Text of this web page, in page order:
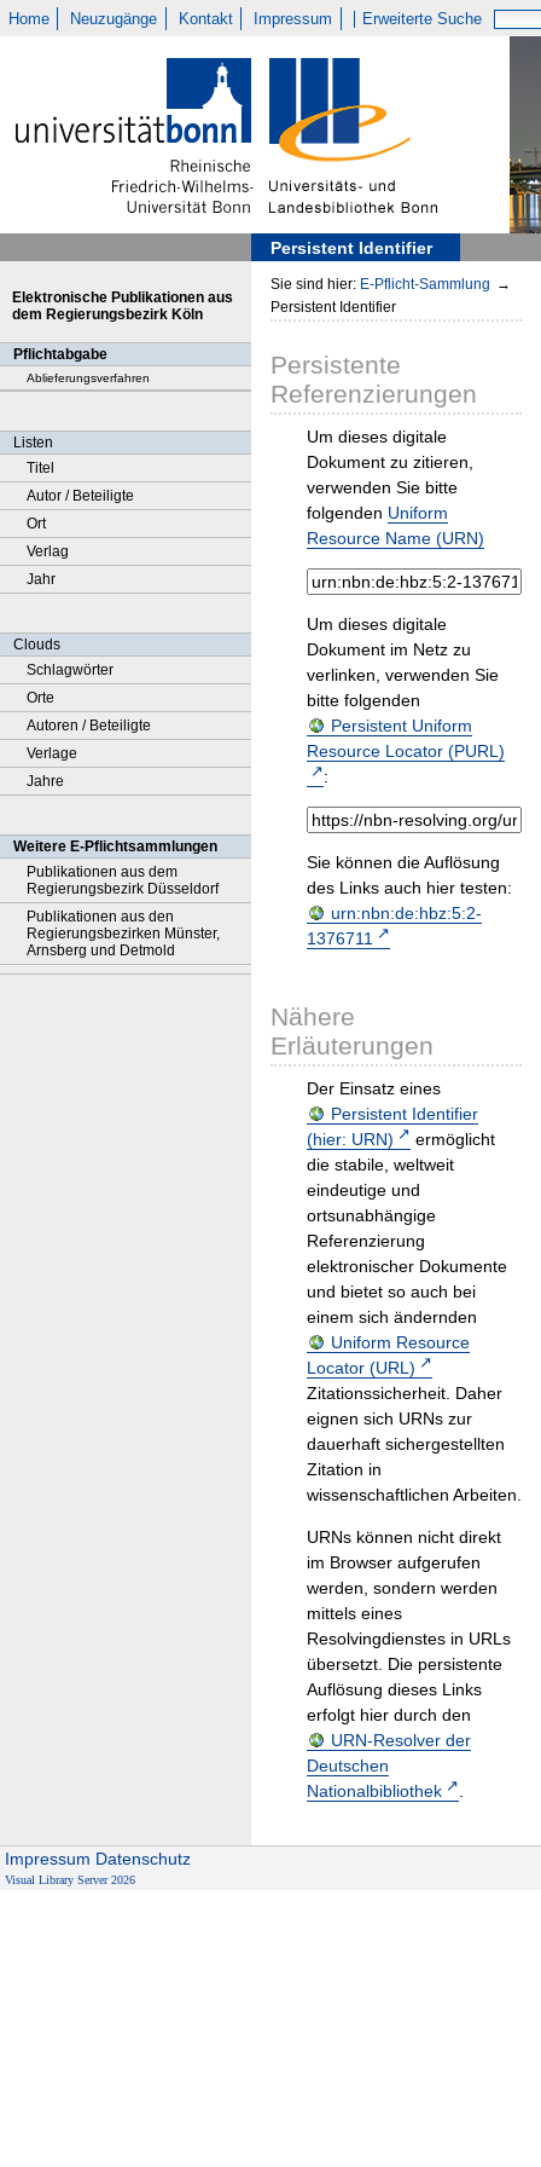
Home Neuzugänge Kontakt Impressum Erweiterte Suche
Persistent Identifier
Elektronische Publikationen aus
dem Regierungsbezirk Köln
Pflichtabgabe
Ablieferungsverfahren
Listen
Titel
Autor / Beteiligte
Ort
Verlag
Jahr
Clouds
Schlagwörter
Orte
Autoren / Beteiligte
Verlage
Jahre
Weitere E-Pflichtsammlungen
Publikationen aus dem
Regierungsbezirk Düsseldorf
Publikationen aus den
Regierungsbezirken Münster,
Arnsberg und Detmold
Sie sind hier: E-Pflicht-Sammlung →
Persistent Identifier
Persistente
Referenzierungen
Um dieses digitale
Dokument zu zitieren,
verwenden Sie bitte
folgenden Uniform
Resource Name (URN)
Um dieses digitale
Dokument im Netz zu
verlinken, verwenden Sie
bitte folgenden
Persistent Uniform
Resource Locator (PURL)
:
Sie können die Auflösung
des Links auch hier testen:
urn:nbn:de:hbz:5:2-
1376711
Nähere
Erläuterungen
Der Einsatz eines
Persistent Identifier
(hier: URN)
ermöglicht
die stabile, weltweit
eindeutige und
ortsunabhängige
Referenzierung
elektronischer Dokumente
und bietet so auch bei
einem sich ändernden
Uniform Resource
Locator (URL)
Zitationssicherheit. Daher
eignen sich URNs zur
dauerhaft sichergestellten
Zitation in
wissenschaftlichen Arbeiten.
URNs können nicht direkt
im Browser aufgerufen
werden, sondern werden
mittels eines
Resolvingdienstes in URLs
übersetzt. Die persistente
Auflösung dieses Links
erfolgt hier durch den
URN-Resolver der
Deutschen
Nationalbibliothek
.
Impressum Datenschutz
Visual Library Server 2026